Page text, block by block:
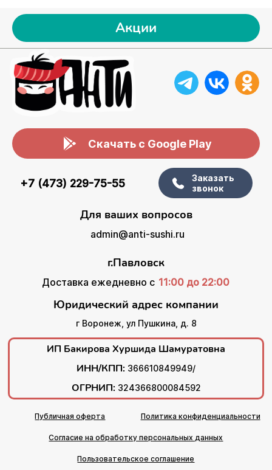
Акции
Скачать с Google Play
+7 (473) 229-75-55
Заказать
звонок
Для ваших вопросов
admin@anti-sushi.ru
г.Павловск
Доставка ежедневно с 11:00 до 22:00
Юридический адрес компании
г Воронеж, ул Пушкина, д. 8
ИП Бакирова Хуршида Шамуратовна
ИНН/КПП: 366610849949/
ОГРНИП: 324366800084592
Публичная оферта Политика конфиденциальности
Согласие на обработку персональных данных
Пользовательское соглашение